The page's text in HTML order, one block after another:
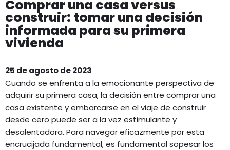
Comprar una casa versus
construir: tomar una decisión
informada para su primera
vivienda
25 de agosto de 2023
Cuando se enfrenta a la emocionante perspectiva de
adquirir su primera casa, la decisión entre comprar una
casa existente y embarcarse en el viaje de construir
desde cero puede ser a la vez estimulante y
desalentadora. Para navegar eficazmente por esta
encrucijada fundamental, es fundamental sopesar los